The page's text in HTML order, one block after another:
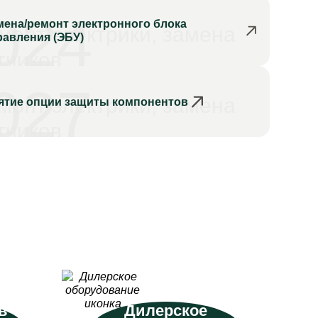
электрики, замена
ремонт электронного блока
(ЭБУ)
электрики, замена
опции защиты компонентов
Дилерское